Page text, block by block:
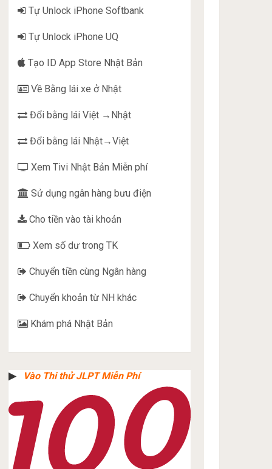
Tự Unlock iPhone Softbank
Tự Unlock iPhone UQ
Tạo ID App Store Nhật Bản
Về Bằng lái xe ở Nhật
Đổi bằng lái Việt →Nhật
Đổi bằng lái Nhật→Việt
Xem Tivi Nhật Bản Miễn phí
Sử dụng ngân hàng bưu điện
Cho tiền vào tài khoản
Xem số dư trong TK
Chuyển tiền cùng Ngân hàng
Chuyển khoản từ NH khác
Khám phá Nhật Bản
▶︎ Vào Thi thử JLPT Miễn Phí